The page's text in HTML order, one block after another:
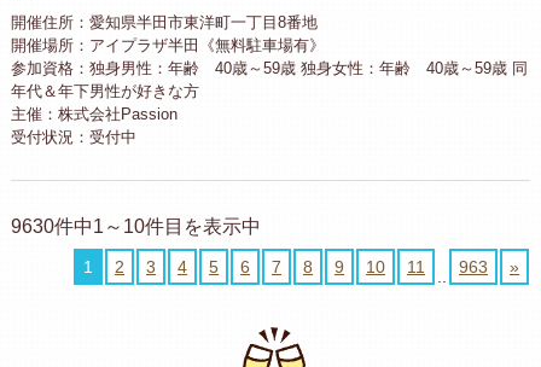
開催住所：愛知県半田市東洋町一丁目8番地
開催場所：アイプラザ半田《無料駐車場有》
参加資格：独身男性：年齢 40歳～59歳 独身女性：年齢 40歳～59歳 同
年代＆年下男性が好きな方
主催：株式会社Passion
受付状況：受付中
9630件中1～10件目を表示中
1 2 3 4 5 6 7 8 9 10 11 963 »